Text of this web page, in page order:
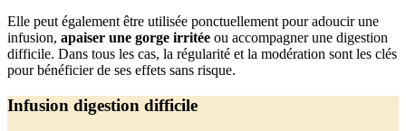
Elle peut également être utilisée ponctuellement pour adoucir une
infusion, apaiser une gorge irritée ou accompagner une digestion
difficile. Dans tous les cas, la régularité et la modération sont les clés
pour bénéficier de ses effets sans risque.
Infusion digestion difficile